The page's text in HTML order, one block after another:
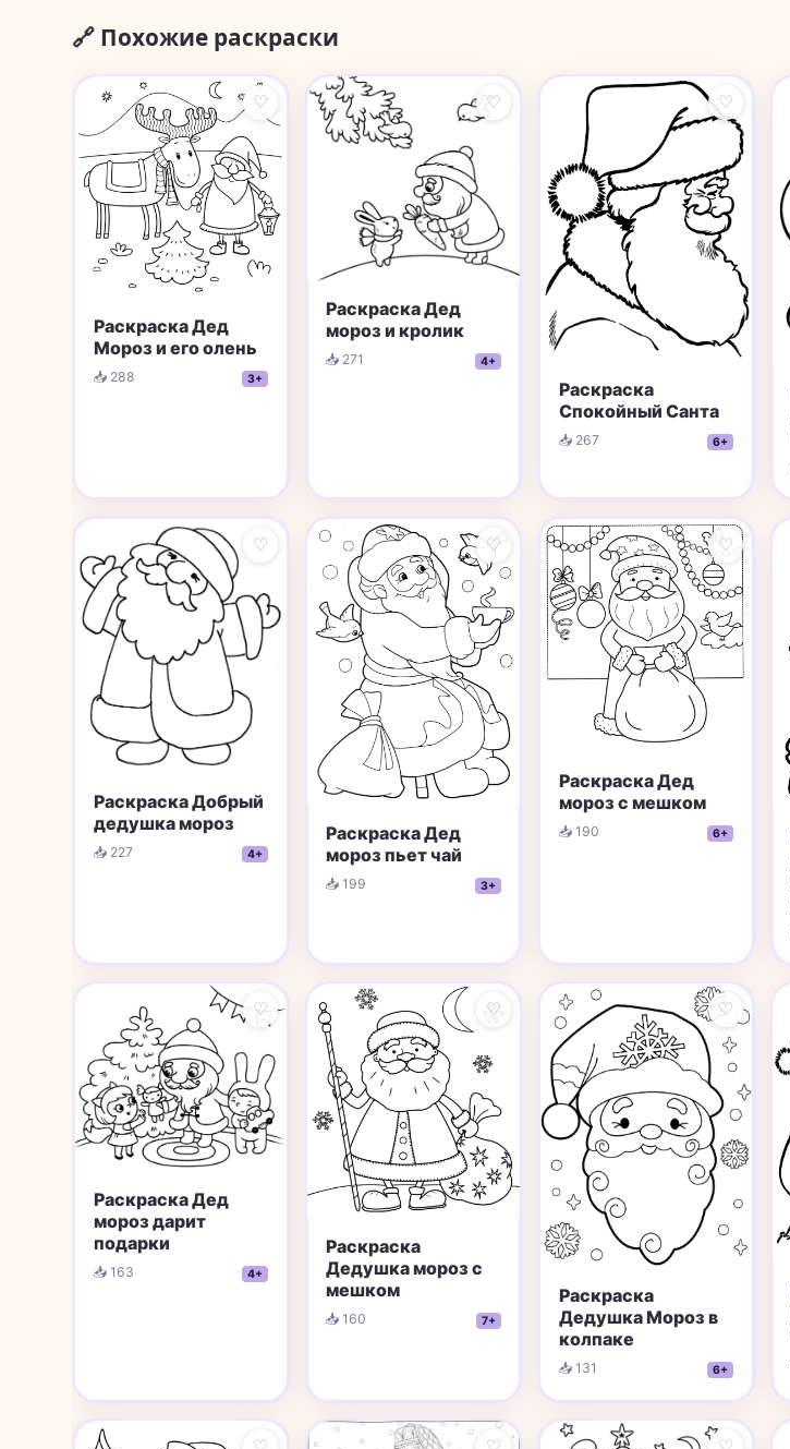
🔗 Похожие раскраски
♡
Раскраска Дед
Мороз и его олень
📥 288 3+
♡
Раскраска Дед
мороз и кролик
📥 271 4+
♡
Раскраска
Спокойный Санта
📥 267 6+
♡
Раскраска Добрый
дедушка мороз
📥 227 4+
♡
Раскраска Дед
мороз пьет чай
📥 199 3+
♡
Раскраска Дед
мороз с мешком
📥 190 6+
♡
Раскраска Дед
мороз дарит
подарки
📥 163 4+
♡
Раскраска
Дедушка мороз с
мешком
📥 160 7+
♡
Раскраска
Дедушка Мороз в
колпаке
📥 131 6+